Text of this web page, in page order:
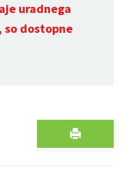
uradnega
so dostopne